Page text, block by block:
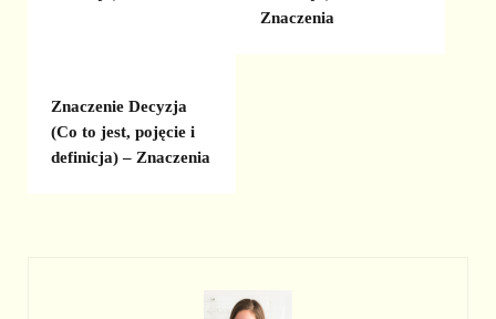
Znaczenia
Znaczenie Decyzja
(Co to jest, pojęcie i
definicja) – Znaczenia